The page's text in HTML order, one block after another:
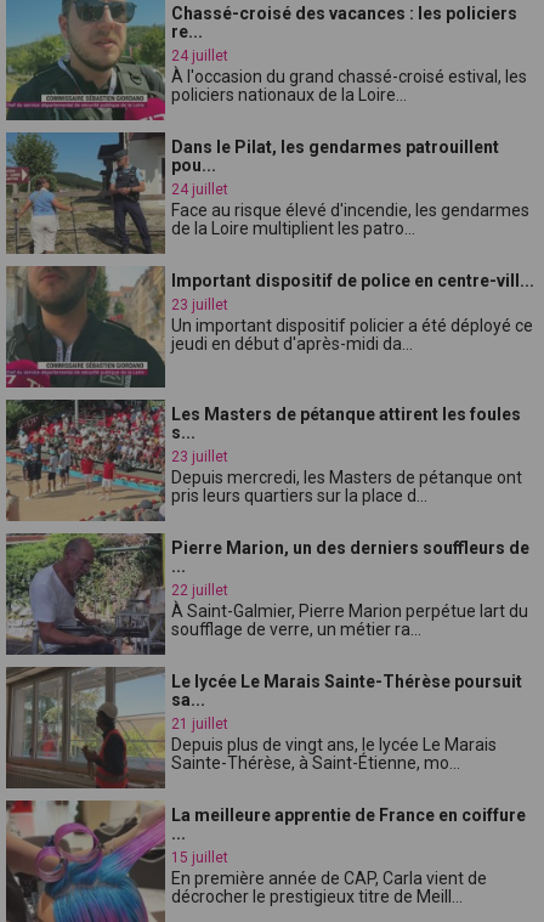
Chassé-croisé des vacances : les policiers
re...
24 juillet
À l'occasion du grand chassé-croisé estival, les
policiers nationaux de la Loire...
Dans le Pilat, les gendarmes patrouillent
pou...
24 juillet
Face au risque élevé d'incendie, les gendarmes
de la Loire multiplient les patro...
Important dispositif de police en centre-vill...
23 juillet
Un important dispositif policier a été déployé ce
jeudi en début d'après-midi da...
Les Masters de pétanque attirent les foules
s...
23 juillet
Depuis mercredi, les Masters de pétanque ont
pris leurs quartiers sur la place d...
Pierre Marion, un des derniers souffleurs de
...
22 juillet
À Saint-Galmier, Pierre Marion perpétue lart du
soufflage de verre, un métier ra...
Le lycée Le Marais Sainte-Thérèse poursuit
sa...
21 juillet
Depuis plus de vingt ans, le lycée Le Marais
Sainte-Thérèse, à Saint-Étienne, mo...
La meilleure apprentie de France en coiffure
...
15 juillet
En première année de CAP, Carla vient de
décrocher le prestigieux titre de Meill...